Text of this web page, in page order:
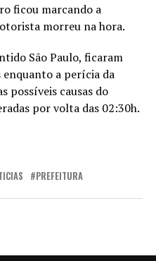
ficou marcando a
morreu na hora.
São Paulo, ficaram
a perícia da
possíveis causas do
por volta das 02:30h.
PREFEITURA